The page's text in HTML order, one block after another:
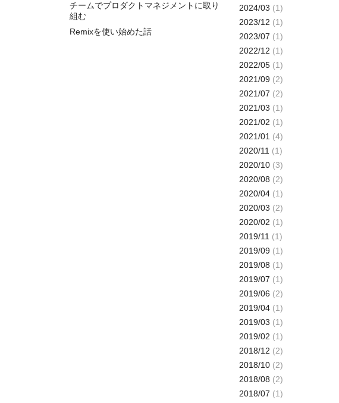
チームでプロダクトマネジメントに取り
組む
Remixを使い始めた話
2024/03 (1)
2023/12 (1)
2023/07 (1)
2022/12 (1)
2022/05 (1)
2021/09 (2)
2021/07 (2)
2021/03 (1)
2021/02 (1)
2021/01 (4)
2020/11 (1)
2020/10 (3)
2020/08 (2)
2020/04 (1)
2020/03 (2)
2020/02 (1)
2019/11 (1)
2019/09 (1)
2019/08 (1)
2019/07 (1)
2019/06 (2)
2019/04 (1)
2019/03 (1)
2019/02 (1)
2018/12 (2)
2018/10 (2)
2018/08 (2)
2018/07 (1)